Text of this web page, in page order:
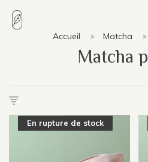
Accueil
Matcha
Matcha
En rupture de stock